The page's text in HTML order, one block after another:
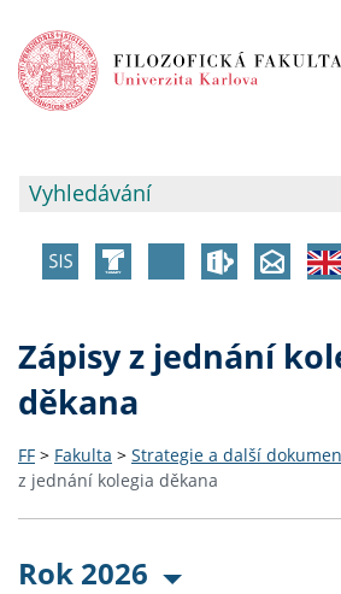
Zápisy z jednání
děkana
FF > Fakulta > Strategie a další
z jednání kolegia děkana
Rok 2026